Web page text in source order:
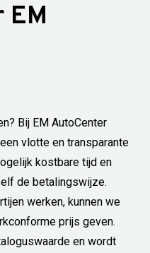
Bij EM AutoCenter
vlotte en transparante
kostbare tijd en
de betalingswijze.
werken, kunnen we
prijs geven.
en wordt